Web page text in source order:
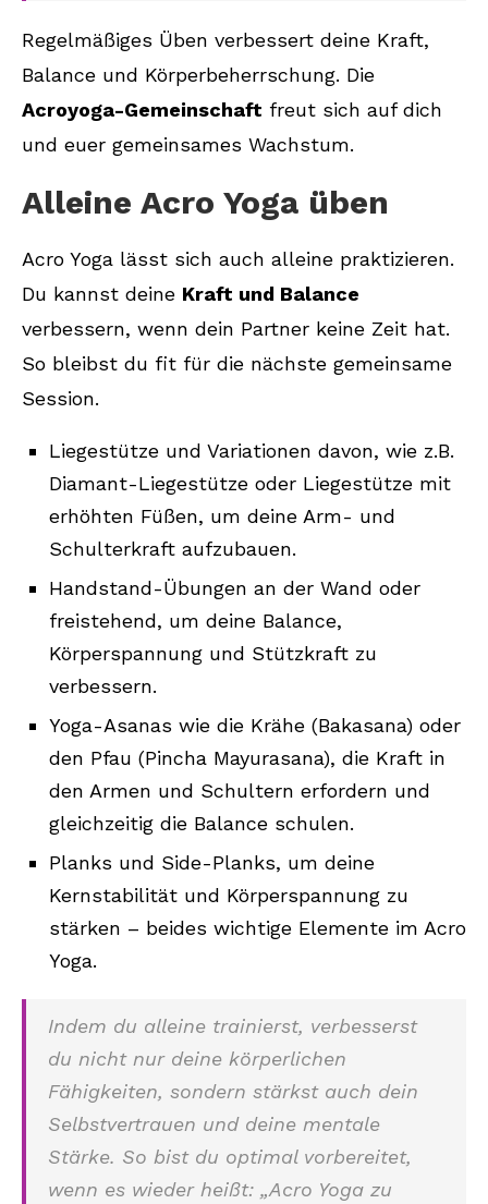
Regelmäßiges Üben verbessert deine Kraft,
Balance und Körperbeherrschung. Die
Acroyoga-Gemeinschaft freut sich auf dich
und euer gemeinsames Wachstum.
Alleine Acro Yoga üben
Acro Yoga lässt sich auch alleine praktizieren.
Du kannst deine Kraft und Balance
verbessern, wenn dein Partner keine Zeit hat.
So bleibst du fit für die nächste gemeinsame
Session.
Liegestütze und Variationen davon, wie z.B.
Diamant-Liegestütze oder Liegestütze mit
erhöhten Füßen, um deine Arm- und
Schulterkraft aufzubauen.
Handstand-Übungen an der Wand oder
freistehend, um deine Balance,
Körperspannung und Stützkraft zu
verbessern.
Yoga-Asanas wie die Krähe (Bakasana) oder
den Pfau (Pincha Mayurasana), die Kraft in
den Armen und Schultern erfordern und
gleichzeitig die Balance schulen.
Planks und Side-Planks, um deine
Kernstabilität und Körperspannung zu
stärken – beides wichtige Elemente im Acro
Yoga.
Indem du alleine trainierst, verbesserst
du nicht nur deine körperlichen
Fähigkeiten, sondern stärkst auch dein
Selbstvertrauen und deine mentale
Stärke. So bist du optimal vorbereitet,
wenn es wieder heißt: „Acro Yoga zu